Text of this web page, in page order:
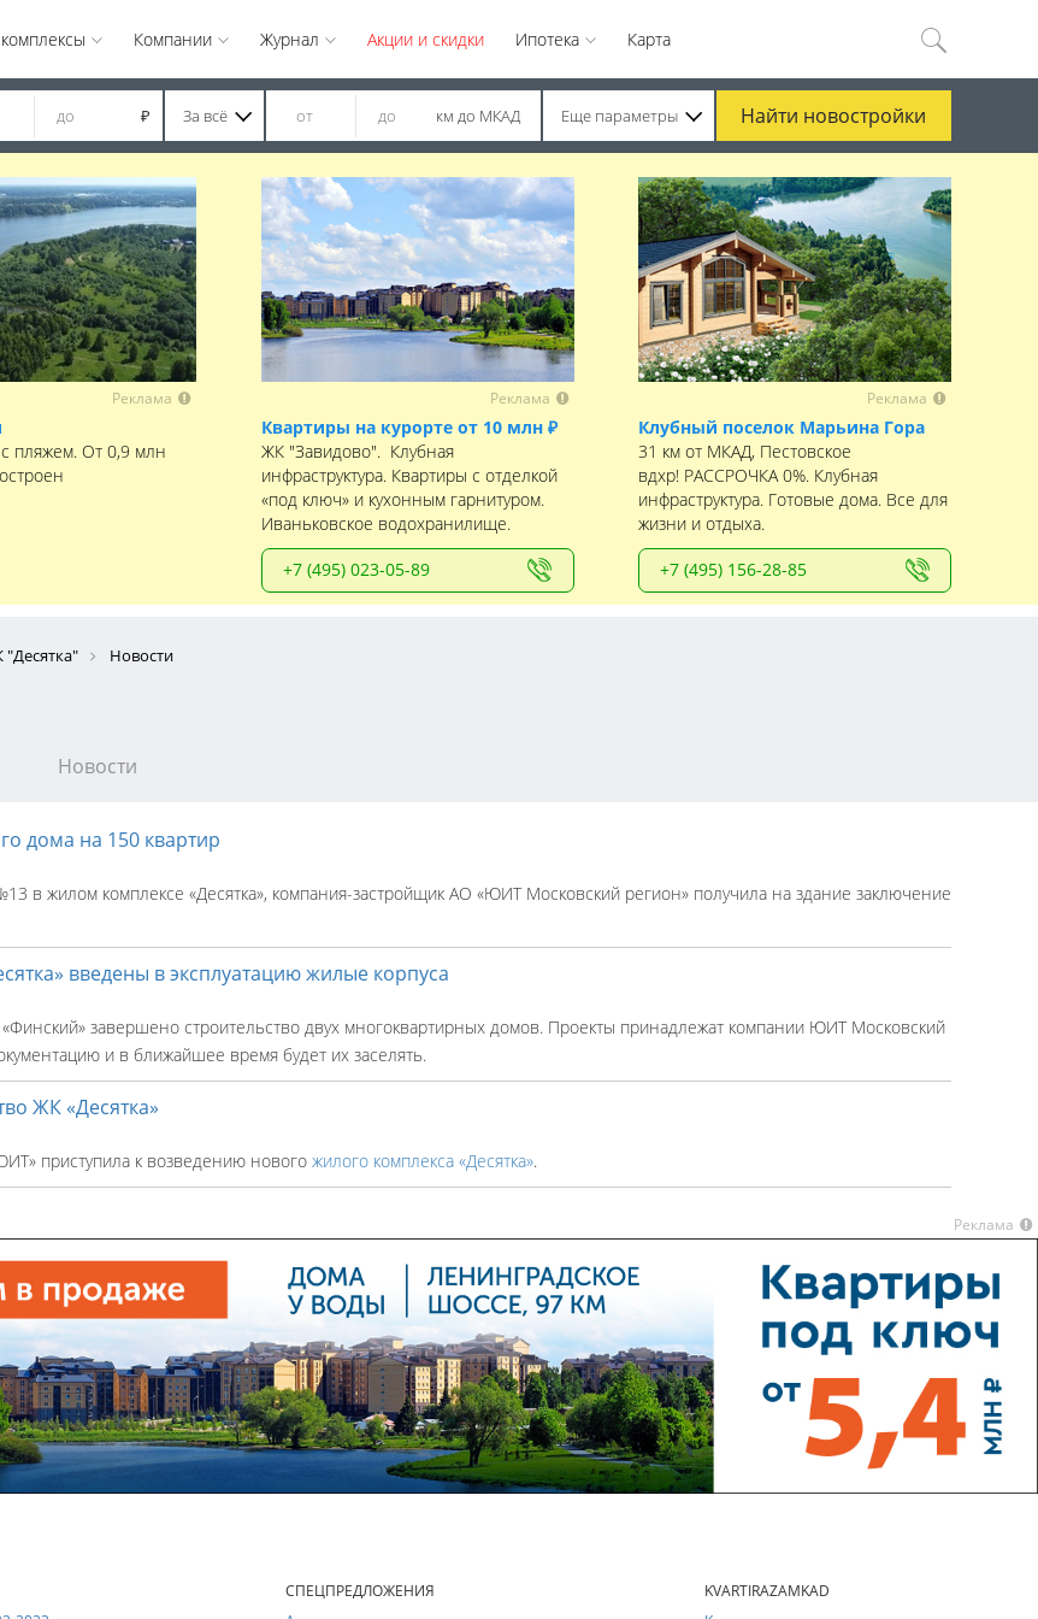
Компании Журнал Акции и скидки Ипотека Карта
₽ За всё км до МКАД Еще параметры Найти новостройки
Реклама
пляжем. От 0,9 млн
Реклама
Квартиры на курорте от 10 млн ₽
ЖК "Завидово". Клубная
инфраструктура. Квартиры с отделкой
«под ключ» и кухонным гарнитуром.
Иваньковское водохранилище.
+7 (495) 023-05-89
Реклама
Клубный поселок Марьина Гора
31 км от МКАД, Пестовское
вдхр! РАССРОЧКА 0%. Клубная
инфраструктура. Готовые дома. Все для
жизни и отдыха.
+7 (495) 156-28-85
Новости
Новости
дома на 150 квартир
в жилом комплексе «Десятка», компания-застройщик АО «ЮИТ Московский регион» получила на здание заключение
введены в эксплуатацию жилые корпуса
завершено строительство двух многоквартирных домов. Проекты принадлежат компании ЮИТ Московский
и в ближайшее время будет их заселять.
ЖК «Десятка»
приступила к возведению нового жилого комплекса «Десятка».
Реклама
СПЕЦПРЕДЛОЖЕНИЯ
KVARTIRAZAMKAD